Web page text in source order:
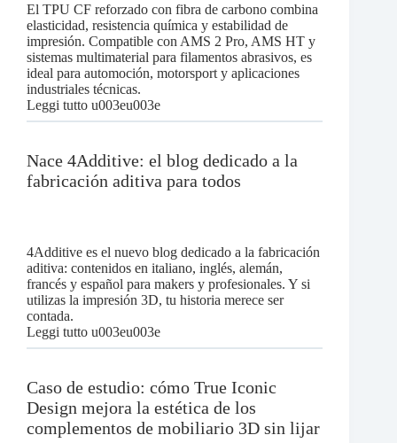
El TPU CF reforzado con fibra de carbono combina
elasticidad, resistencia química y estabilidad de
impresión. Compatible con AMS 2 Pro, AMS HT y
sistemas multimaterial para filamentos abrasivos, es
ideal para automoción, motorsport y aplicaciones
industriales técnicas.
Leggi tutto u003eu003e:
TPU
compatible
con
AMS:
para
automoción
y
motorsport
Nace 4Additive: el blog dedicado a la
fabricación aditiva para todos
4Additive es el nuevo blog dedicado a la fabricación
aditiva: contenidos en italiano, inglés, alemán,
francés y español para makers y profesionales. Y si
utilizas la impresión 3D, tu historia merece ser
contada.
Leggi tutto u003eu003e:
Nace
el
blog
dedicado
a
Caso de estudio: cómo True Iconic
Design mejora la estética de los
complementos de mobiliario 3D sin lijar